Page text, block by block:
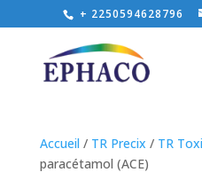
+ 2250594628796
Accueil / TR Precix / TR
paracétamol (ACE)